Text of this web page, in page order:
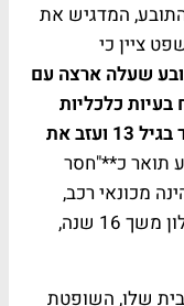
המדגיש את
ציין כי
שעלה ארצה עם
בהיות בן 8 ונוכח בעיות כלכליות
במשפחה הועבר לפנימייה והחל לעבוד בגיל 13 ועזב את
תואר כ**"חסר
מכונאי רכב,
מקצוע בו עבד בהתאם לתשובות לשאלון משך 16 שנה,
שלו, השופטת